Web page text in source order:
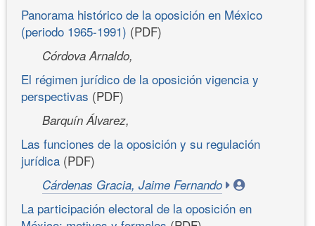
Panorama histórico de la oposición en México
(periodo 1965-1991) (PDF)
Córdova Arnaldo,
El régimen jurídico de la oposición vigencia y
perspectivas (PDF)
Barquín Álvarez,
Las funciones de la oposición y su regulación
jurídica (PDF)
Cárdenas Gracia, Jaime Fernando
La participación electoral de la oposición en